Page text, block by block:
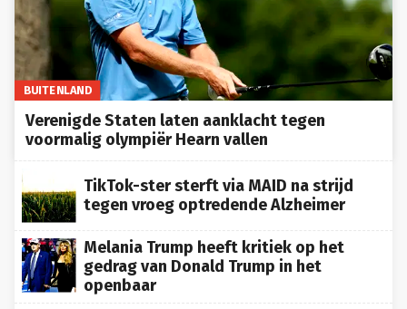
BUITENLAND
Verenigde Staten laten aanklacht tegen
voormalig olympiër Hearn vallen
TikTok-ster sterft via MAID na strijd
tegen vroeg optredende Alzheimer
Melania Trump heeft kritiek op het
gedrag van Donald Trump in het
openbaar